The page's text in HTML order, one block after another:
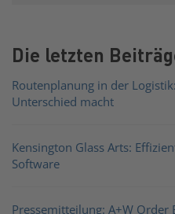
Die letzten
Routenplanung in der
Unterschied macht
Kensington Glass Arts:
Software
Pressemitteilung: A+W Order